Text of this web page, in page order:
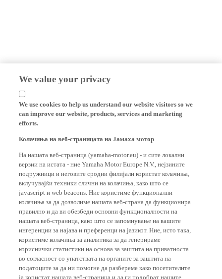
We value your privacy
can improve our website, products, services and marketing
efforts.
верзии на истата - ние Yamaha Motor Europe N.V., нејзините
подружници и неговите сродни филијали користат колачиња,
вклучувајќи техники слични на колачиња, како што се
javascript и web beacons. Ние користиме функционални
колачиња за да дозволиме нашата веб-страна да функционира
правилно и да ви обезбеди основни функционалности на
нашата веб-страница, како што се запомнување на вашите
ингеренции за најава и преференци на јазикот. Ние, исто така,
користиме колачиња за аналитика за да генерираме
кориснички статистики на основа за заштита на приватноста
во согласност со упатствата на органите за заштита на
податоците за да ни помогне да разбереме како посетителите
ја користат нашата веб-страница и да ги подобрат нашите